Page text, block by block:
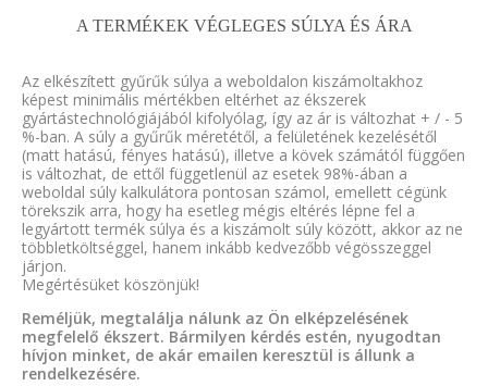
A TERMÉKEK VÉGLEGES SÚLYA ÉS ÁRA
Az elkészített gyűrűk súlya a weboldalon kiszámoltakhoz
képest minimális mértékben eltérhet az ékszerek
gyártástechnológiájából kifolyólag, így az ár is változhat + / - 5
%-ban. A súly a gyűrűk méretétől, a felületének kezelésétől
(matt hatású, fényes hatású), illetve a kövek számától függően
is változhat, de ettől függetlenül az esetek 98%-ában a
weboldal súly kalkulátora pontosan számol, emellett cégünk
törekszik arra, hogy ha esetleg mégis eltérés lépne fel a
legyártott termék súlya és a kiszámolt súly között, akkor az ne
többletköltséggel, hanem inkább kedvezőbb végösszeggel
járjon.
Megértésüket köszönjük!
Reméljük, megtalálja nálunk az Ön elképzelésének
megfelelő ékszert. Bármilyen kérdés estén, nyugodtan
hívjon minket, de akár emailen keresztül is állunk a
rendelkezésére.